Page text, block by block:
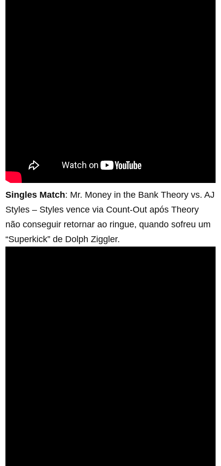
Singles Match: Mr. Money in the Bank Theory vs. AJ
Styles – Styles vence via Count-Out após Theory
não conseguir retornar ao ringue, quando sofreu um
“Superkick” de Dolph Ziggler.